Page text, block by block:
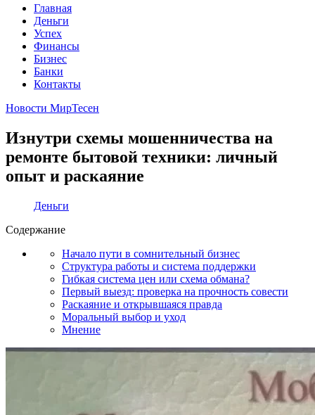
Главная
Деньги
Успех
Финансы
Бизнес
Банки
Контакты
Новости МирТесен
Изнутри схемы мошенничества на
ремонте бытовой техники: личный
опыт и раскаяние
Деньги
Содержание
Начало пути в сомнительный бизнес
Структура работы и система поддержки
Гибкая система цен или схема обмана?
Первый выезд: проверка на прочность совести
Раскаяние и открывшаяся правда
Моральный выбор и уход
Мнение